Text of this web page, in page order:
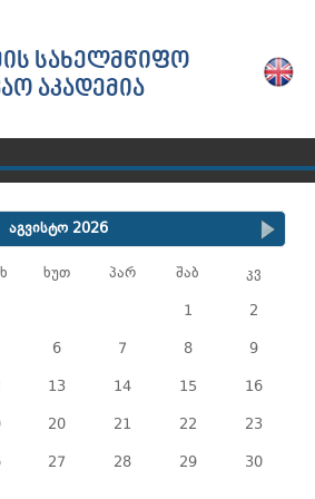
ᲡᲐᲮᲔᲚᲛᲬᲘᲤᲝ
ᲐᲙᲐᲓᲔᲛᲘᲐ
აგვისტო 2026
ხუთ პარ შაბ კვ
1 2
6 7 8 9
13 14 15 16
20 21 22 23
27 28 29 30